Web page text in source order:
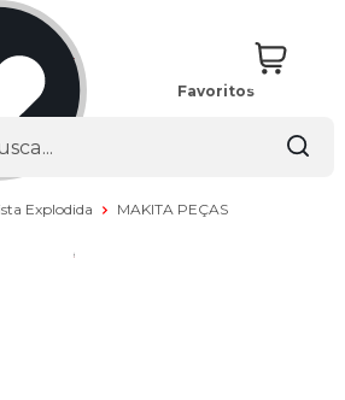
Favoritos
Explodida MAKITA PEÇAS